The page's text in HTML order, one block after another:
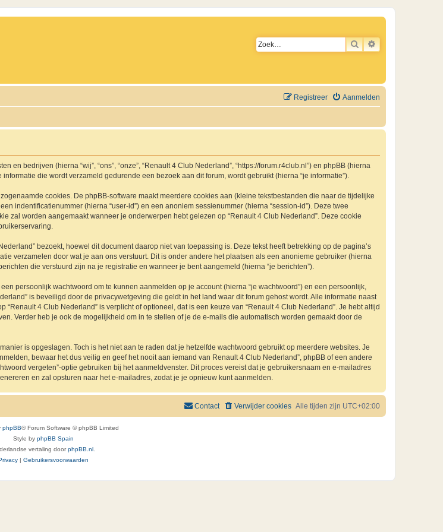
ZOEKUITGEBREID
Aanmelden
Registreer
bedrijven (hierna “wij”, “ons”, “onze”, “Renault 4 Club Nederland”, “https://forum.r4club.nl”) en phpBB (hierna
informatie die wordt verzameld gedurende een bezoek aan dit forum, wordt gebruikt (hierna “je informatie”).
cookies. De phpBB-software maakt meerdere cookies aan (kleine tekstbestanden die naar de tijdelijke
indentificatienummer (hierna “user-id”) en een anoniem sessienummer (hierna “session-id”). Deze twee
zal worden aangemaakt wanneer je onderwerpen hebt gelezen op “Renault 4 Club Nederland”. Deze cookie
bezoekt, hoewel dit document daarop niet van toepassing is. Deze tekst heeft betrekking op de pagina’s
verzamelen door wat je aan ons verstuurt. Dit is onder andere het plaatsen als een anonieme gebruiker (hierna
die verstuurd zijn na je registratie en wanneer je bent aangemeld (hierna “je berichten”).
persoonlijk wachtwoord om te kunnen aanmelden op je account (hierna “je wachtwoord”) en een persoonlijk,
is beveiligd door de privacywetgeving die geldt in het land waar dit forum gehost wordt. Alle informatie naast
4 Club Nederland” is verplicht of optioneel, dat is een keuze van “Renault 4 Club Nederland”. Je hebt altijd
Verder heb je ook de mogelijkheid om in te stellen of je de e-mails die automatisch worden gemaakt door de
is opgeslagen. Toch is het niet aan te raden dat je hetzelfde wachtwoord gebruikt op meerdere websites. Je
bewaar het dus veilig en geef het nooit aan iemand van Renault 4 Club Nederland”, phpBB of een andere
vergeten”-optie gebruiken bij het aanmeldvenster. Dit proces vereist dat je gebruikersnaam en e-mailadres
en zal opsturen naar het e-mailadres, zodat je je opnieuw kunt aanmelden.
Alle tijden zijn UTC+02:00
Verwijder cookies
Contact
phpBB® Forum Software © phpBB Limited
Style by phpBB Spain
vertaling doorphpBB.nl .
Gebruikersvoorwaarden